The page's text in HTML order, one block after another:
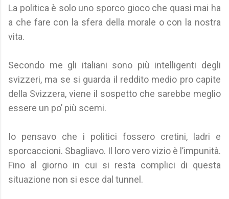
La politica è solo uno sporco gioco che quasi mai ha
a che fare con la sfera della morale o con la nostra
vita.
Secondo me gli italiani sono più intelligenti degli
svizzeri, ma se si guarda il reddito medio pro capite
della Svizzera, viene il sospetto che sarebbe meglio
essere un po’ più scemi.
Io pensavo che i politici fossero cretini, ladri e
sporcaccioni. Sbagliavo. Il loro vero vizio è l’impunità.
Fino al giorno in cui si resta complici di questa
situazione non si esce dal tunnel.